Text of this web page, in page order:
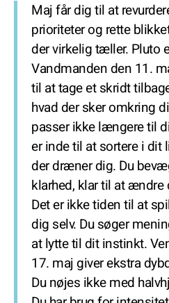
Maj får dig til at
prioriteter og rette
der virkelig tæller. Pluto
Vandmanden den 11.
til at tage et skridt
hvad der sker omkring
passer ikke længere til
er inde til at sortere i dit
der dræner dig. Du
klarhed, klar til at
Det er ikke tiden til at
dig selv. Du søger
at lytte til dit instinkt.
17. maj giver ekstra
Du nøjes ikke med